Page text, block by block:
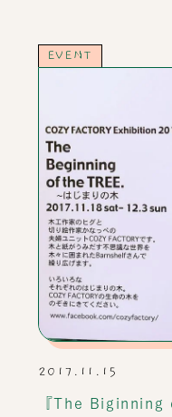
EVENT
2017.11.15
『The Biginning